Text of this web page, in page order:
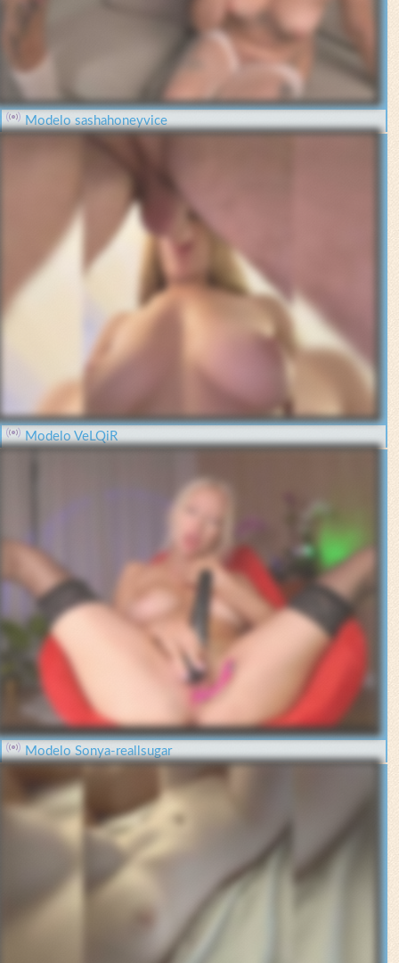
Modelo sashahoneyvice
Modelo VeLQiR
Modelo Sonya-reallsugar